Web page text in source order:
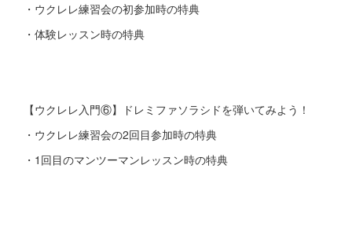
・ウクレレ練習会の初参加時の特典
・体験レッスン時の特典
【ウクレレ入門⑥】ドレミファソラシドを弾いてみよう！
・ウクレレ練習会の2回目参加時の特典
・1回目のマンツーマンレッスン時の特典